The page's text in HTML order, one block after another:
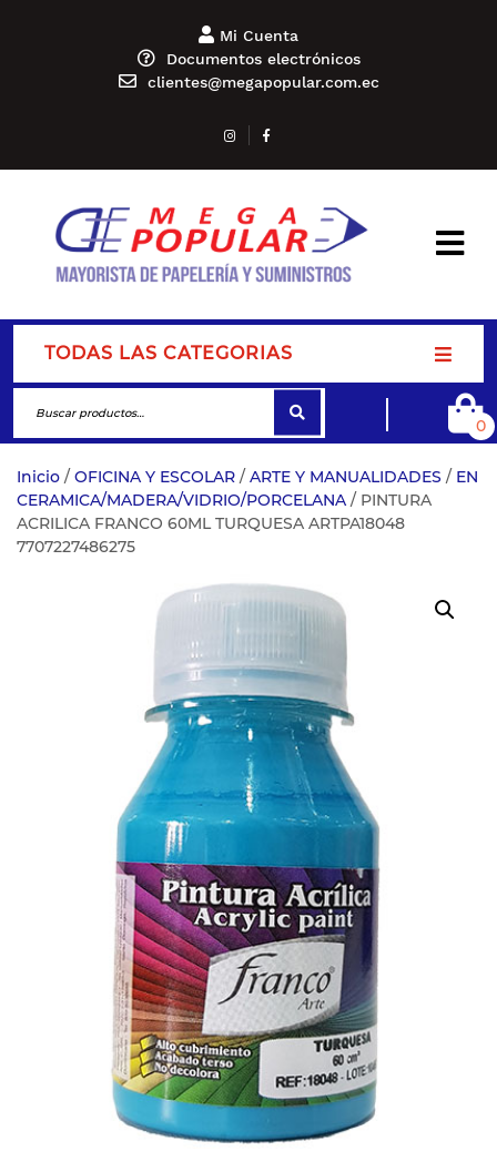
Mi Cuenta
Documentos electrónicos
clientes@megapopular.com.ec
TODAS LAS CATEGORIAS
0
Inicio / OFICINA Y ESCOLAR / ARTE Y MANUALIDADES / EN
CERAMICA/MADERA/VIDRIO/PORCELANA / PINTURA
ACRILICA FRANCO 60ML TURQUESA ARTPA18048
7707227486275